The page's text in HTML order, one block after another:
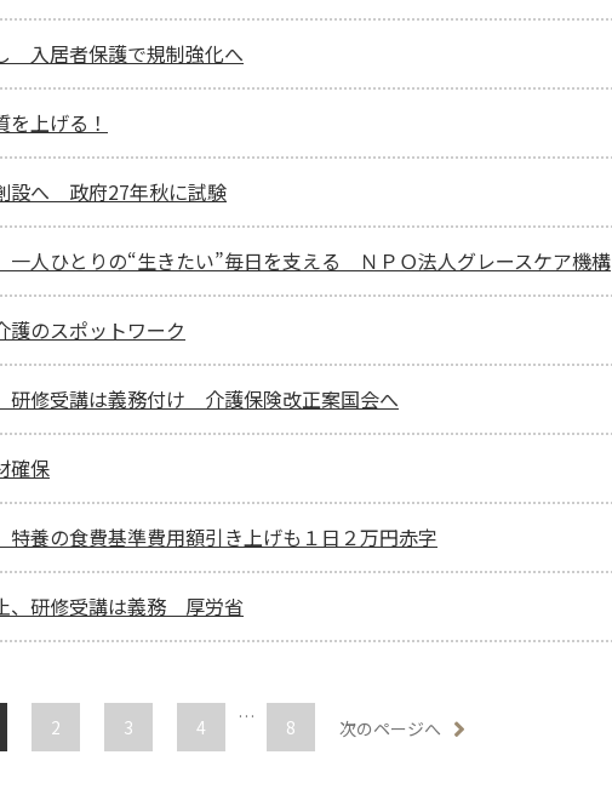
入居者保護で規制強化へ
を上げる！
設へ 政府27年秋に試験
人ひとりの“生きたい”毎日を支える ＮＰＯ法人グレースケア機構
護のスポットワーク
修受講は義務付け 介護保険改正案国会へ
確保
養の食費基準費用額引き上げも１日２万円赤字
、研修受講は義務 厚労省
2 3 4 … 8 次のページへ